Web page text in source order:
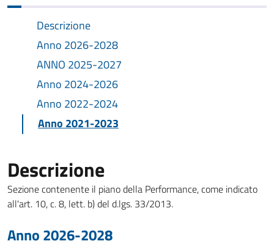
Descrizione
Anno 2026-2028
ANNO 2025-2027
Anno 2024-2026
Anno 2022-2024
Anno 2021-2023
Descrizione
Sezione contenente il piano della Performance, come indicato
all'art. 10, c. 8, lett. b) del d.lgs. 33/2013.
Anno 2026-2028